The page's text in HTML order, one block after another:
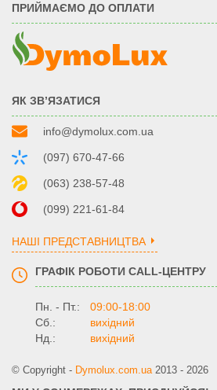
ПРИЙМАЄМО ДО ОПЛАТИ
ЯК ЗВ’ЯЗАТИСЯ
info@dymolux.com.ua
(097) 670-47-66
(063) 238-57-48
(099) 221-61-84
НАШІ ПРЕДСТАВНИЦТВА
ГРАФІК РОБОТИ CALL-ЦЕНТРУ
Пн. - Пт.:
09:00-18:00
Сб.:
вихідний
Нд.:
вихідний
© Copyright - Dymolux.com.ua 2013 - 2026